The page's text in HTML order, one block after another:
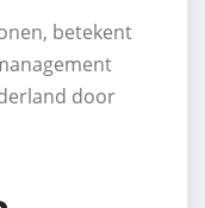
betekent
door